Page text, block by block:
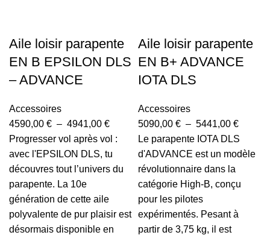
Aile loisir parapente
EN B EPSILON DLS
– ADVANCE
Accessoires
4590,00 € – 4941,00 €
Progresser vol après vol :
avec l'EPSILON DLS, tu
découvres tout l’univers du
parapente. La 10e
génération de cette aile
polyvalente de pur plaisir est
désormais disponible en
Aile loisir parapente
EN B+ ADVANCE
IOTA DLS
Accessoires
5090,00 € – 5441,00 €
Le parapente IOTA DLS
d'ADVANCE est un modèle
révolutionnaire dans la
catégorie High-B, conçu
pour les pilotes
expérimentés. Pesant à
partir de 3,75 kg, il est